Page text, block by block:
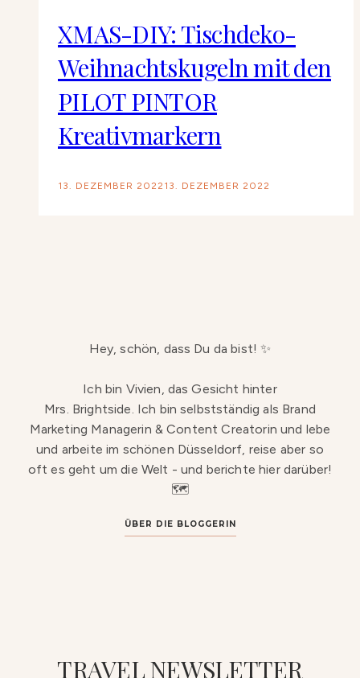
XMAS-DIY: Tischdeko-
Weihnachtskugeln mit den
PILOT PINTOR
Kreativmarkern
13. DEZEMBER 2022 13. DEZEMBER 2022
Hey, schön, dass Du da bist! ✨
Ich bin Vivien, das Gesicht hinter
Mrs. Brightside. Ich bin selbstständig als Brand
Marketing Managerin & Content Creatorin und lebe
und arbeite im schönen Düsseldorf, reise aber so
oft es geht um die Welt - und berichte hier darüber!
🗺️
ÜBER DIE BLOGGERIN
TRAVEL NEWSLETTER